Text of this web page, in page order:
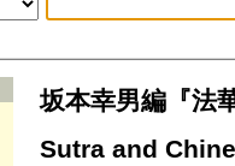
坂本幸男編『法
Sutra and